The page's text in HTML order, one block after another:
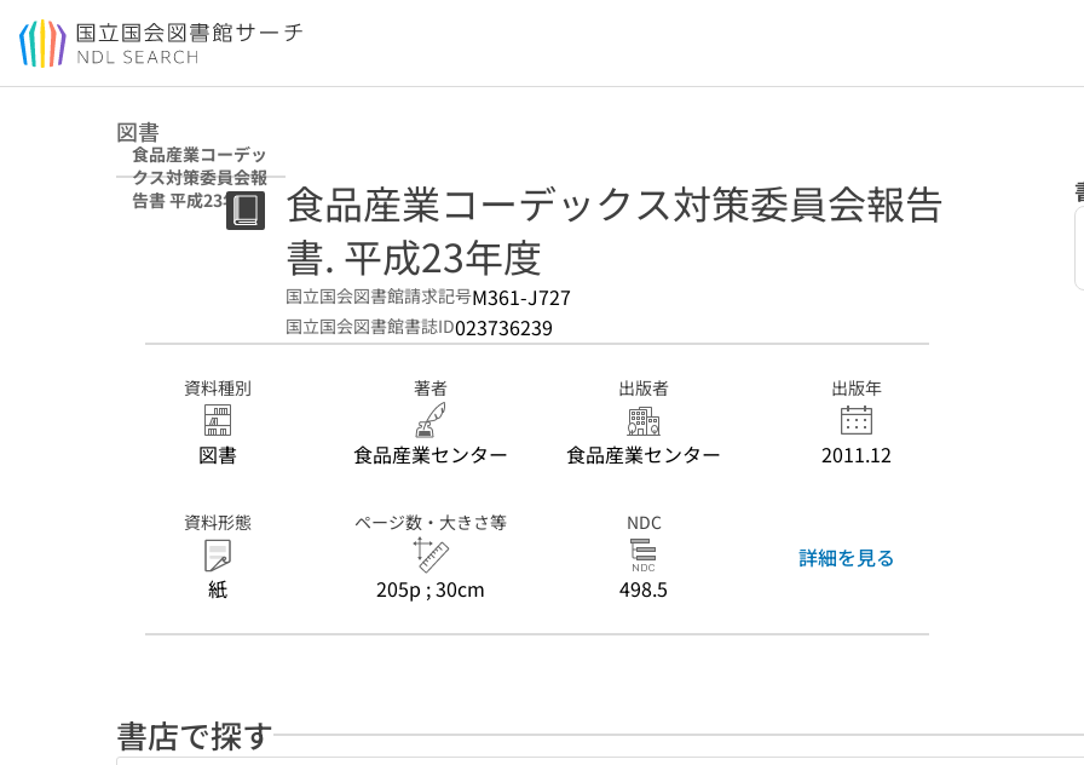
本文へ移動
図書
食品産業コーデッ
クス対策委員会報
告書 平成23年度
食品産業コーデックス対策委員会報告
書. 平成23年度
国立国会図書館請求記号M361-J727
国立国会図書館書誌ID023736239
資料種別
図書
著者
食品産業センター
出版者
食品産業センター
出版年
2011.12
資料形態
紙
ページ数・大きさ等
205p ; 30cm
NDC
498.5
詳細を見る
書店で探す